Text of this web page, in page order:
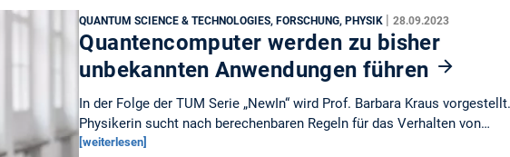
QUANTUM SCIENCE & TECHNOLOGIES, FORSCHUNG, PHYSIK |28.09.2023
Quantencomputer werden zu bisher
unbekannten Anwendungen führen
In der Folge der TUM Serie „NewIn“ wird Prof. Barbara Kraus
Physikerin sucht nach berechenbaren Regeln für das Verhalten von…
[weiterlesen]